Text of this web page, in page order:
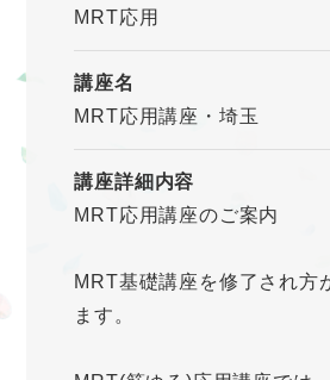
MRT応用
講座名
MRT応用講座・埼玉
講座詳細内容
MRT応用講座のご案内
MRT基礎講座を修了され方
ます。